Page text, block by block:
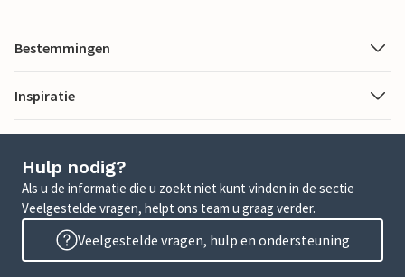
Bestemmingen
Inspiratie
Hulp nodig?
Als u de informatie die u zoekt niet kunt vinden in de sectie
Veelgestelde vragen, helpt ons team u graag verder.
Veelgestelde vragen, hulp en ondersteuning